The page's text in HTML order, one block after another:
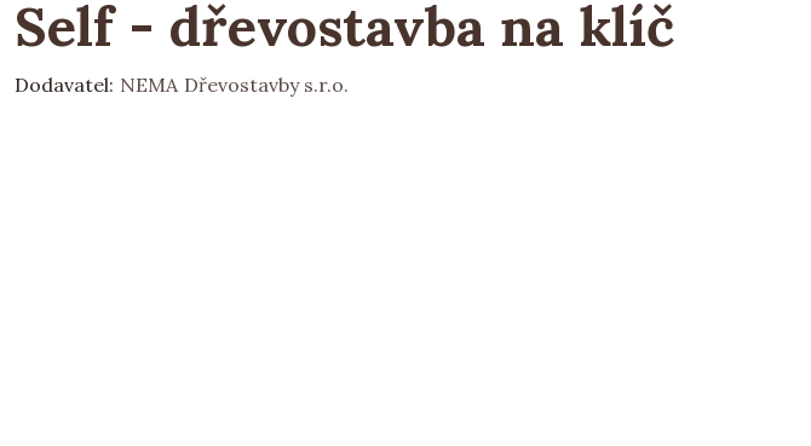
Self - dřevostavba na klíč
Dodavatel: NEMA Dřevostavby s.r.o.